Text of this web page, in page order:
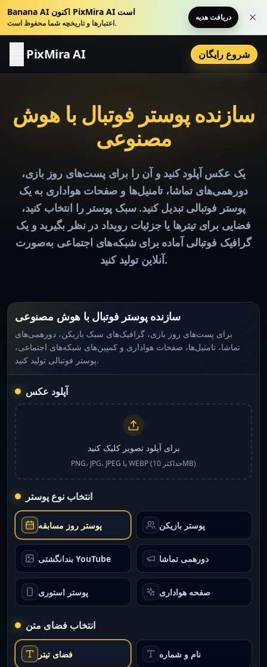
Banana AI اکنون PixMira AI است
اعتبارها و تاریخچه شما محفوظ است.
دریافت هدیه
PixMira AI شروع رایگان
سازنده پوستر فوتبال با هوش
مصنوعی
یک عکس آپلود کنید و آن را برای پست‌های روز بازی،
دورهمی‌های تماشا، تامنیل‌ها و صفحات هواداری به یک
پوستر فوتبالی تبدیل کنید. سبک پوستر را انتخاب کنید،
فضایی برای تیترها یا جزئیات رویداد در نظر بگیرید و یک
گرافیک فوتبالی آماده برای شبکه‌های اجتماعی به‌صورت
آنلاین تولید کنید.
سازنده پوستر فوتبال با هوش مصنوعی
برای پست‌های روز بازی، گرافیک‌های سبک بازیکن، دورهمی‌های
تماشا، تامنیل‌ها، صفحات هواداری و کمپین‌های شبکه‌های اجتماعی،
پوستر فوتبالی تولید کنید.
آپلود عکس
برای آپلود تصویر کلیک کنید
PNG، JPG، JPEG یا WEBP (حداکثر 10MB)
انتخاب نوع پوستر
پوستر روز مسابقه پوستر بازیکن
بندانگشتی YouTube دورهمی تماشا
پوستر استوری صفحه هواداری
انتخاب فضای متن
فضای تیتر نام و شماره